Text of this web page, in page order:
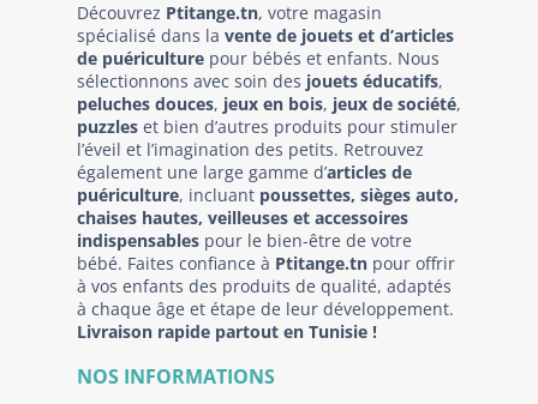
Découvrez Ptitange.tn, votre magasin
spécialisé dans la vente de jouets et d’articles
de puériculture pour bébés et enfants. Nous
sélectionnons avec soin des jouets éducatifs,
peluches douces, jeux en bois, jeux de société,
puzzles et bien d’autres produits pour stimuler
l’éveil et l’imagination des petits. Retrouvez
également une large gamme d’articles de
puériculture, incluant poussettes, sièges auto,
chaises hautes, veilleuses et accessoires
indispensables pour le bien-être de votre
bébé. Faites confiance à Ptitange.tn pour offrir
à vos enfants des produits de qualité, adaptés
à chaque âge et étape de leur développement.
Livraison rapide partout en Tunisie !
NOS INFORMATIONS